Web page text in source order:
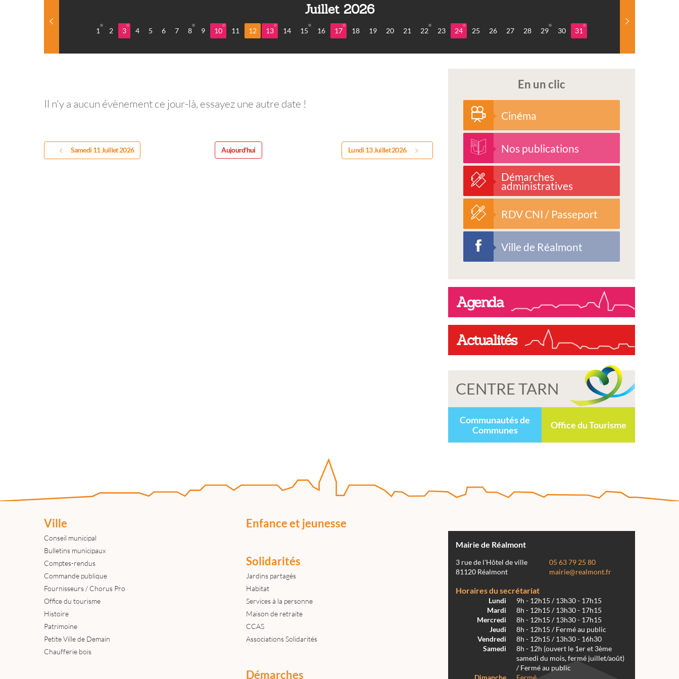
Juillet 2026
1 2 3 4 5 6 7 8 9 10 11 12 13 14 15 16 17 18 19 20 21 22 23 24 25 26 27 28 29 30 31
Il n'y a aucun évènement ce jour-là, essayez une autre date !
Samedi 11 Juillet 2026 Aujourd'hui Lundi 13 Juillet 2026
En un clic
Cinéma
Nos publications
Démarches
administratives
RDV CNI / Passeport
Ville de Réalmont
Agenda
Actualités
CENTRE TARN
Communautés de
Communes
Office du Tourisme
Ville
Conseil municipal
Bulletins municipaux
Comptes-rendus
Commande publique
Fournisseurs / Chorus Pro
Office du tourisme
Histoire
Patrimoine
Petite Ville de Demain
Chaufferie bois
Enfance et jeunesse
Solidarités
Jardins partagés
Habitat
Services à la personne
Maison de retraite
CCAS
Associations Solidarités
Démarches
Mairie de Réalmont
3 rue de l'Hôtel de ville
81120 Réalmont
05 63 79 25 80
mairie@realmont.fr
Horaires du secrétariat
Lundi
9h - 12h15 / 13h30 - 17h15
Mardi
8h - 12h15 / 13h30 - 17h15
Mercredi
8h - 12h15 / 13h30 - 17h15
Jeudi
8h - 12h15 / Fermé au public
Vendredi
8h - 12h15 / 13h30 - 16h30
Samedi
8h - 12h (ouvert le 1er et 3ème
samedi du mois, fermé juillet/août)
/ Fermé au public
Dimanche
Fermé